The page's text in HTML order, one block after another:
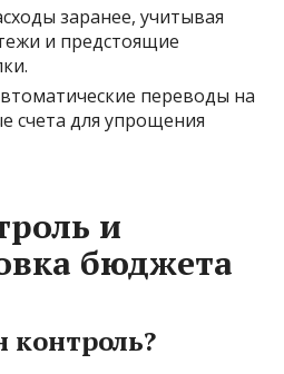
заранее, учитывая
и предстоящие
переводы на
счета для упрощения
и
бюджета